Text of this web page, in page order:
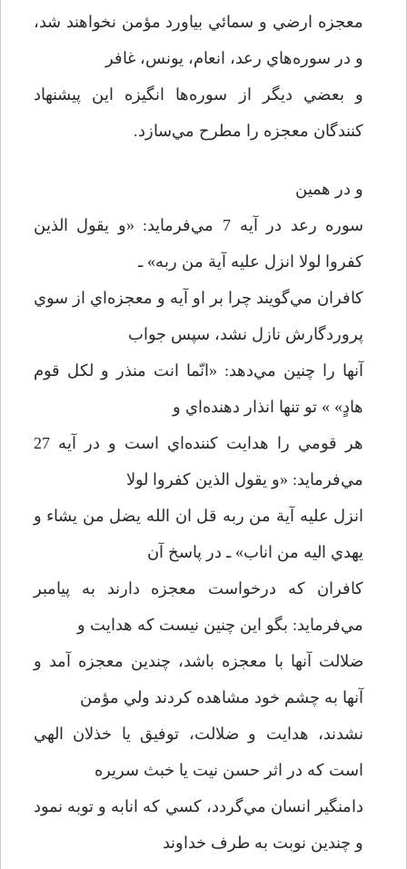
معجزه ارضي و سمائي بياورد مؤمن نخواهند شد،
و در سوره‌هاي رعد، انعام، يونس، غافر
و بعضي ديگر از سوره‌ها انگيزه اين پيشنهاد
کنندگان معجزه را مطرح مي‌سازد.
و در همين
سوره رعد در آيه 7 مي‌فرمايد: «و يقول الذين
کفروا لولا انزل عليه آية من ربه» ـ
کافران مي‌گويند چرا بر او آيه و معجزه‌اي از سوي
پروردگارش نازل نشد، سپس جواب
آنها را چنين مي‌دهد: «انّما انت منذر و لکل قوم
هادٍ» » تو تنها انذار دهنده‌اي و
هر قومي را هدايت کننده‌اي است و در آيه 27
مي‌فرمايد: «و يقول الذين کفروا لولا
انزل عليه آية من ربه قل ان الله يضل من يشاء و
يهدي اليه من اناب» ـ در پاسخ آن
کافران که درخواست معجزه دارند به پيامبر
مي‌فرمايد: بگو اين چنين نيست که هدايت و
ضلالت آنها با معجزه باشد، چندين معجزه آمد و
آنها به چشم خود مشاهده کردند ولي مؤمن
نشدند، هدايت و ضلالت، توفيق يا خذلان الهي
است که در اثر حسن نيت يا خبث سريره
دامنگير انسان مي‌گردد، کسي که انابه و توبه نمود
و چندين نوبت به طرف خداوند